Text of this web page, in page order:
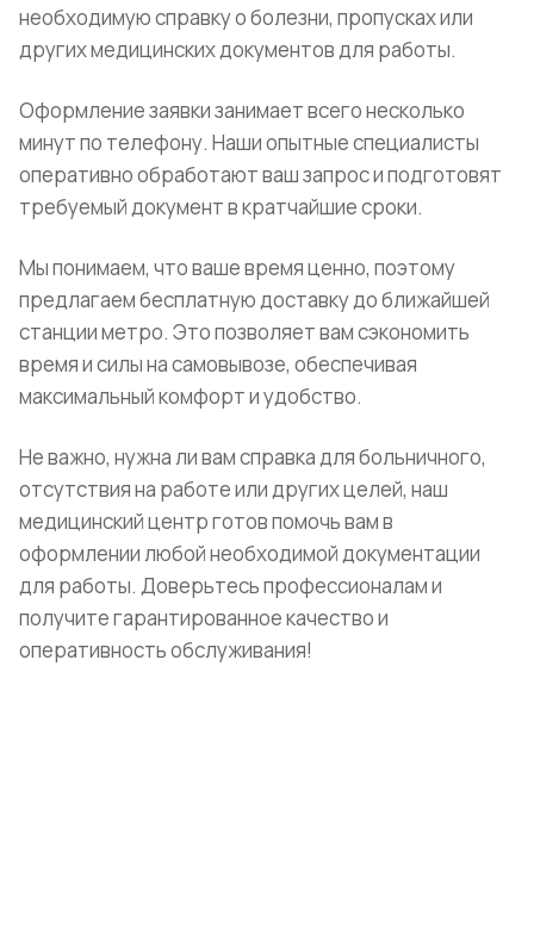
необходимую справку о болезни, пропусках или
других медицинских документов для работы.
Оформление заявки занимает всего несколько
минут по телефону. Наши опытные специалисты
оперативно обработают ваш запрос и подготовят
требуемый документ в кратчайшие сроки.
Мы понимаем, что ваше время ценно, поэтому
предлагаем бесплатную доставку до ближайшей
станции метро. Это позволяет вам сэкономить
время и силы на самовывозе, обеспечивая
максимальный комфорт и удобство.
Не важно, нужна ли вам справка для больничного,
отсутствия на работе или других целей, наш
медицинский центр готов помочь вам в
оформлении любой необходимой документации
для работы. Доверьтесь профессионалам и
получите гарантированное качество и
оперативность обслуживания!